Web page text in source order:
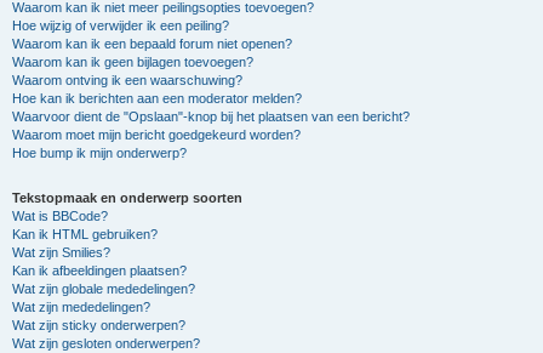
Waarom kan ik niet meer peilingsopties toevoegen?
Hoe wijzig of verwijder ik een peiling?
Waarom kan ik een bepaald forum niet openen?
Waarom kan ik geen bijlagen toevoegen?
Waarom ontving ik een waarschuwing?
Hoe kan ik berichten aan een moderator melden?
Waarvoor dient de "Opslaan"-knop bij het plaatsen van een bericht?
Waarom moet mijn bericht goedgekeurd worden?
Hoe bump ik mijn onderwerp?
Tekstopmaak en onderwerp soorten
Wat is BBCode?
Kan ik HTML gebruiken?
Wat zijn Smilies?
Kan ik afbeeldingen plaatsen?
Wat zijn globale mededelingen?
Wat zijn mededelingen?
Wat zijn sticky onderwerpen?
Wat zijn gesloten onderwerpen?